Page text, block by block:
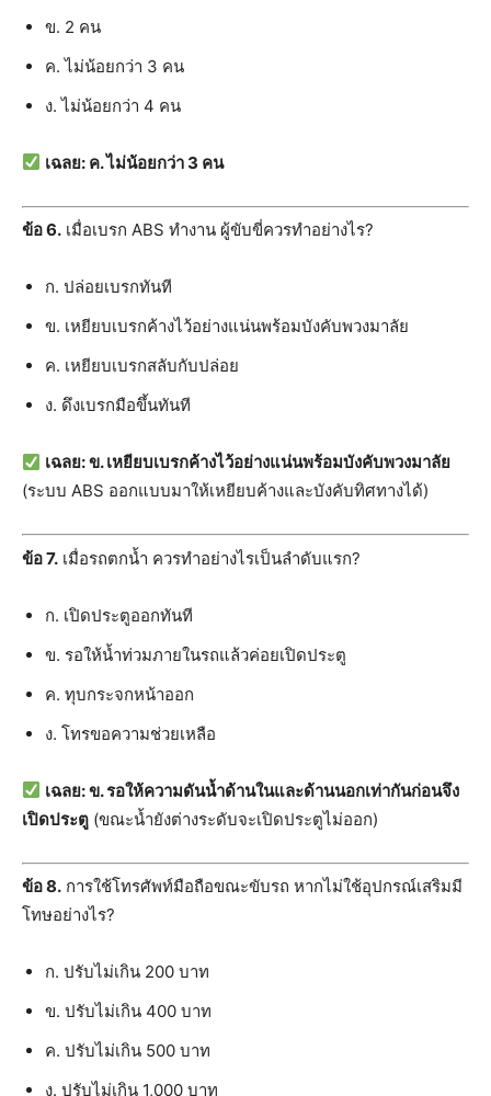
ข. 2 คน
ค. ไม่น้อยกว่า 3 คน
ง. ไม่น้อยกว่า 4 คน
เฉลย: ค. ไม่น้อยกว่า 3 คน
ข้อ 6. เมื่อเบรก ABS ทำงาน ผู้ขับขี่ควรทำอย่างไร?
ก. ปล่อยเบรกทันที
ข. เหยียบเบรกค้างไว้อย่างแน่นพร้อมบังคับพวงมาลัย
ค. เหยียบเบรกสลับกับปล่อย
ง. ดึงเบรกมือขึ้นทันที
เฉลย: ข. เหยียบเบรกค้างไว้อย่างแน่นพร้อมบังคับพวงมาลัย
(ระบบ ABS ออกแบบมาให้เหยียบค้างและบังคับทิศทางได้)
ข้อ 7. เมื่อรถตกน้ำ ควรทำอย่างไรเป็นลำดับแรก?
ก. เปิดประตูออกทันที
ข. รอให้น้ำท่วมภายในรถแล้วค่อยเปิดประตู
ค. ทุบกระจกหน้าออก
ง. โทรขอความช่วยเหลือ
เฉลย: ข. รอให้ความดันน้ำด้านในและด้านนอกเท่ากันก่อนจึง
เปิดประตู (ขณะน้ำยังต่างระดับจะเปิดประตูไม่ออก)
ข้อ 8. การใช้โทรศัพท์มือถือขณะขับรถ หากไม่ใช้อุปกรณ์เสริมมี
โทษอย่างไร?
ก. ปรับไม่เกิน 200 บาท
ข. ปรับไม่เกิน 400 บาท
ค. ปรับไม่เกิน 500 บาท
ง. ปรับไม่เกิน 1,000 บาท